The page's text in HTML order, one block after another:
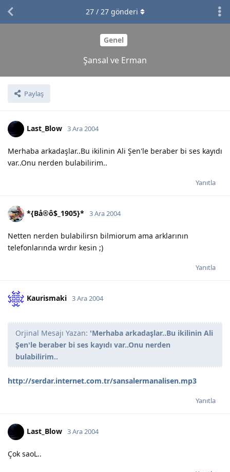
Genel
Şansal ve Erman
Paylaş
27/ 27gönderi
Last_Blow 3 Ara 2004
Merhaba arkadaşlar..Bu ikilinin Ali Şen'le beraber bi ses kayıdı
var..Onu nerden bulabilirim..
Yanıtla
*{Bå®ô$_1905}* 3 Ara 2004
Netten nerden bulabilirsn bilmiorum ama arklarının
telefonlarında wrdır kesin ;)
Yanıtla
Kaurismaki 3 Ara 2004
Orjinal Mesajı Yazan: 'Merhaba arkadaşlar..Bu ikilinin Ali
Şen'le beraber bi ses kayıdı var..Onu nerden
bulabilirim..
http://serdar.internet.com.tr/sansalermanalisen.mp3
Yanıtla
Last_Blow 3 Ara 2004
Çok saoL..